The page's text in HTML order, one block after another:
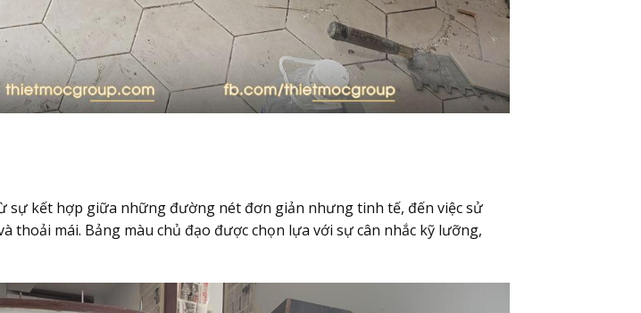
sự kết hợp giữa những đường nét đơn giản nhưng tinh tế, đến việc sử
thoải mái. Bảng màu chủ đạo được chọn lựa với sự cân nhắc kỹ lưỡng,